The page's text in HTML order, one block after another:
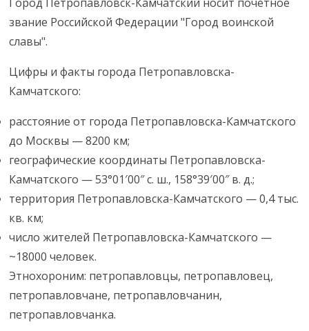
звание Российской Федерации "Город воинской
славы".
Цифры и факты города Петропавловска-
Камчатского:
расстояние от города Петропавловска-Камчатского
до Москвы — 8200 км;
географические координаты Петропавловска-
Камчатского — 53°01′00″ с. ш., 158°39′00″ в. д.;
территория Петропавловска-Камчатского — 0,4 тыс.
кв. км;
число жителей Петропавловска-Камчатского —
~18000 человек.
Этнохороним: петропавловцы, петропавловец,
петропавловчане, петропавловчанин,
петропавловчанка.